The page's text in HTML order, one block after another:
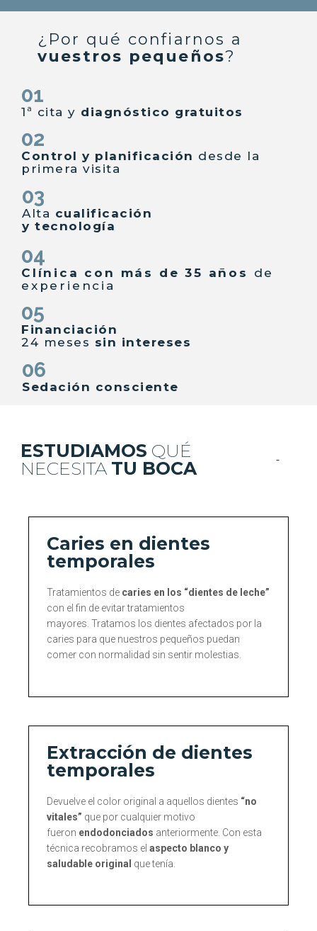
¿Por qué confiarnos a
vuestros pequeños?
01
1ª cita y diagnóstico gratuitos
02
Control y planificación desde la
primera visita
03
Alta cualificación
y tecnología
04
Clínica con más de 35 años
de
experiencia
05
Financiación
24 meses sin intereses
06
Sedación consciente
ESTUDIAMOS QUÉ
NECESITA TU BOCA
Caries en dientes
temporales
Tratamientos de caries en los “dientes de leche”
con el fin de evitar tratamientos
mayores. Tratamos los dientes afectados por la
caries para que nuestros pequeños puedan
comer con normalidad sin sentir molestias.
Extracción de dientes
temporales
Devuelve el color original a aquellos dientes “no
vitales” que por cualquier motivo
fueron endodonciados anteriormente. Con esta
técnica recobramos el aspecto blanco y
saludable original que tenía.